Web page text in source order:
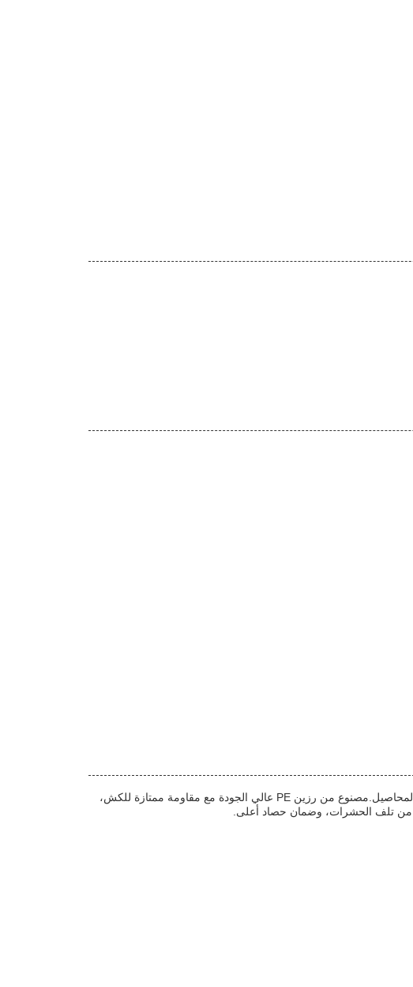
الزراعة شبكة الحشرات هي حاجز حشرات زراعية فعال للغاية لشبكة استبعاد الحشرات الزراعية وشبكة استبعاد الحشرات في المحاصيل.مصنوع من رزين PE عالي الجودة مع مقاومة ممتازة للكش،
من تلف الحشرات، وضمان حصاد أعلى.